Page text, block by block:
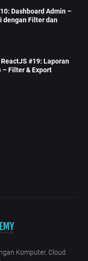
Dashboard Admin –
dengan Filter dan
#19: Laporan
Filter & Export
Komputer, Cloud